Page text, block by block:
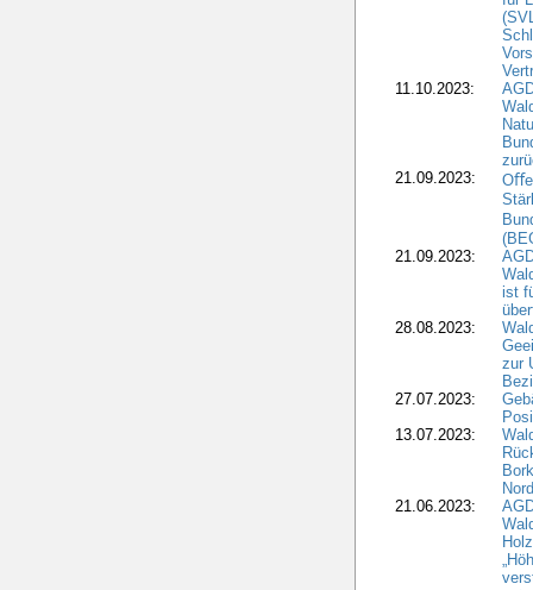
11.10.2023:
21.09.2023:
21.09.2023:
ist
28.08.2023:
zur
27.07.2023:
13.07.2023:
21.06.2023: